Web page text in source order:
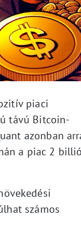
piaci
távú Bitcoin-
azonban
a piac 2
számos